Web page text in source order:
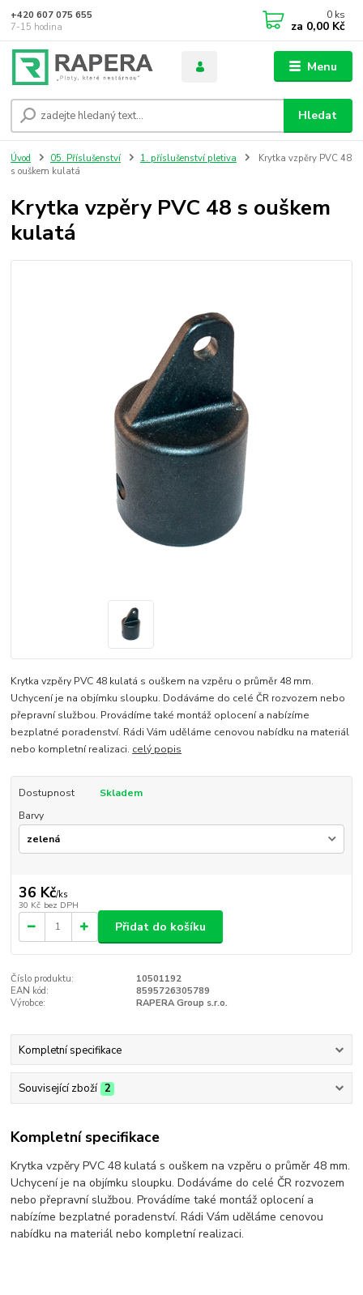
Menu
Hledat
+420 607 075 655
7-15 hodina
0 ks
za 0,00 Kč
Úvod 05. Příslušenství 1. příslušenství pletiva
Krytka vzpěry PVC 48
s ouškem kulatá
Krytka vzpěry PVC 48 s ouškem
kulatá
Krytka vzpěry PVC 48 kulatá s ouškem na vzpěru o průměr 48 mm.
Uchycení je na objímku sloupku. Dodáváme do celé ČR rozvozem nebo
přepravní službou. Provádíme také montáž oplocení a nabízíme
bezplatné poradenství. Rádi Vám uděláme cenovou nabídku na materiál
nebo kompletní realizaci. celý popis
Dostupnost
Skladem
Barvy
36 Kč/ks
30 Kč bez DPH
Přidat do košíku
Číslo produktu:
10501192
EAN kód:
8595726305789
Výrobce:
RAPERA Group s.r.o.
Kompletní specifikace
Související zboží 2
Kompletní specifikace
Krytka vzpěry PVC 48 kulatá s ouškem na vzpěru o průměr 48 mm.
Uchycení je na objímku sloupku. Dodáváme do celé ČR rozvozem
nebo přepravní službou. Provádíme také montáž oplocení a
nabízíme bezplatné poradenství. Rádi Vám uděláme cenovou
nabídku na materiál nebo kompletní realizaci.